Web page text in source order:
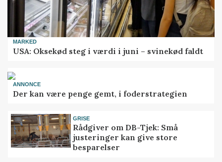
MARKED
USA: Oksekød steg i værdi i juni – svinekød faldt
ANNONCE
Der kan være penge gemt, i foderstrategien
GRISE
Rådgiver om DB-Tjek: Små
justeringer kan give store
besparelser